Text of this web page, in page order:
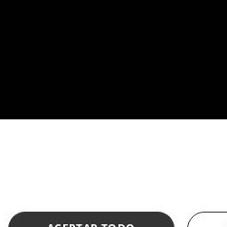
¿Necesitas ayuda?